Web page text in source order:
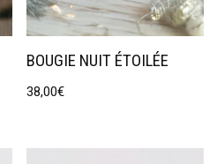
BOUGIE NUIT ÉTOILÉE
38,00€